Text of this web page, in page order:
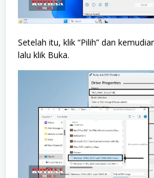
Setelah itu, klik “Pilih” dan
lalu klik Buka.